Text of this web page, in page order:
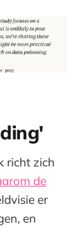
richt zich
de
er
en